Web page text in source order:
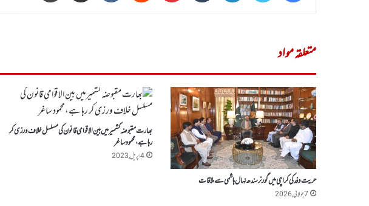
متعلقہ مواد
حریت وفد کی کراچی میں گورنر سندھ نہال ہاشمی سے ملاقات
7 جولائی, 2026
بھارت مقبوضہ کشمیرمیں بین الاقوامی قانون کی مسلسل خلاف ورزی کر
رہا ہے،محمود ساغر
4 اپریل, 2023